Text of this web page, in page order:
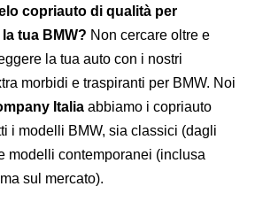
copriauto di qualità per
tua BMW? Non cercare oltre e
la tua auto con i nostri
morbidi e traspiranti per BMW. Noi
Italia abbiamo i copriauto
i modelli BMW, sia classici (dagli
modelli contemporanei (inclusa
sul mercato).